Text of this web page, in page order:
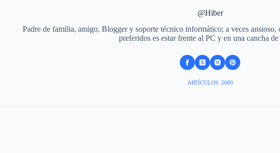
@Hiber
Padre de familia, amigo, Blogger y soporte técnico informático; a veces
preferidos es estar frente al PC y en una cancha
ARTÍCULOS: 2080